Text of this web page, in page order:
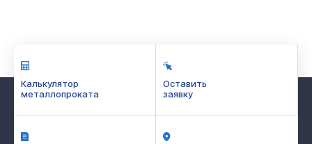
Калькулятор
металлопроката
Оставить
заявку